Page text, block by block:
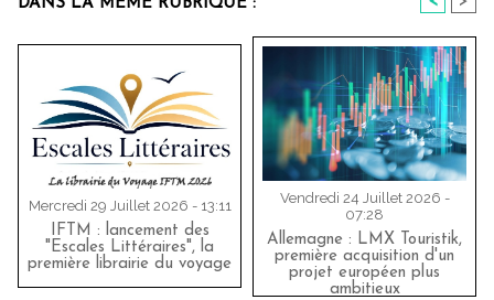
DANS LA MÊME RUBRIQUE :
Mercredi 29 Juillet 2026 - 13:11
IFTM : lancement des
"Escales Littéraires", la
première librairie du voyage
Vendredi 24 Juillet 2026 -
07:28
Allemagne : LMX Touristik,
première acquisition d'un
projet européen plus
ambitieux